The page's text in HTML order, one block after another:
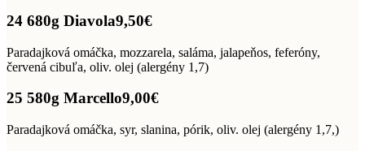
24 680g Diavola9,50€
Paradajková omáčka, mozzarela, saláma, jalapeňos, feferóny,
červená cibuľa, oliv. olej (alergény 1,7)
25 580g Marcello9,00€
Paradajková omáčka, syr, slanina, pórik, oliv. olej (alergény 1,7,)